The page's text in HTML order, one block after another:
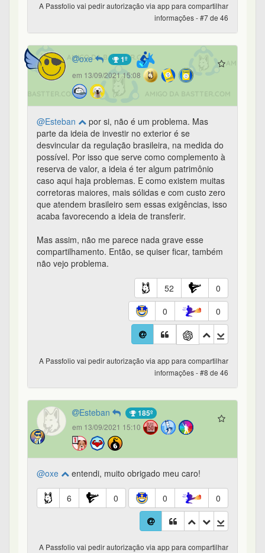
A Passfolio vai pedir autorização via app para compartilhar
informações - #7 de 46
oxe 1º
em 13/09/2021 15:08
@Esteban
por si, não é um problema. Mas
parte da ideia de investir no exterior é se
desvincular da regulação brasileira, na medida do
possível. Por isso que serve como complemento à
reserva de valor, a ideia é ter algum patrimônio
caso aqui haja problemas. E como existem muitas
corretoras maiores, mais sólidas e com custo zero
que atendem brasileiro sem essas exigências, isso
acaba favorecendo a ideia de transferir.
Mas assim, não me parece nada grave esse
compartilhamento. Então, se quiser ficar, também
não vejo problema.
52
0
0
0
A Passfolio vai pedir autorização via app para compartilhar
informações - #8 de 46
Esteban 185º
em 13/09/2021 15:10
@oxe entendi, muito obrigado meu caro!
6 0 0 0
A Passfolio vai pedir autorização via app para compartilhar